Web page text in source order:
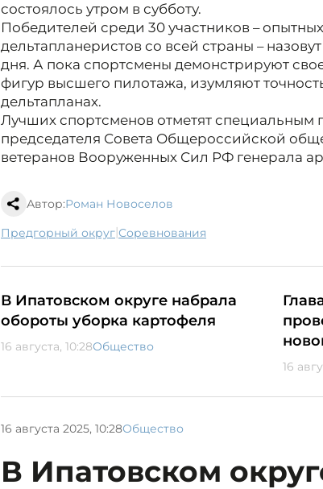
состоялось утром в субботу.
Победителей среди 30 участников –
дельтапланеристов со всей страны –
дня. А пока спортсмены демонстрируют
фигур высшего пилотажа, изумляют
дельтапланах.
Лучших спортсменов отметят специальным
председателя Совета Общероссийской
ветеранов Вооруженных Сил РФ генерала
Автор:Роман Новоселов
Предгорный округ| соревнования
В Ипатовском округе набрала
обороты уборка картофеля
16 августа, 10:28Общество
16
16 августа 2025, 10:28Общество
В Ипатовском